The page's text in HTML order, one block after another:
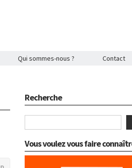
Qui sommes-nous ? Contact
Recherche
Vous voulez vous faire